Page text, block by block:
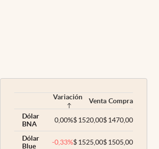
Variación Venta Compra
Dólar
BNA
0,00%$1520,00$1470,00
Dólar
Blue
-0,33%$1525,00$1505,00